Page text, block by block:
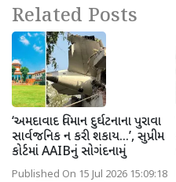
Related Posts
‘અમદાવાદ વિમાન દુર્ઘટનાના પુરાવા
સાર્વજનિક ન કરી શકાય...’, સુપ્રીમ
કોર્ટમાં AAIBનું સોગંદનામું
Published On 15 Jul 2026 15:09:18